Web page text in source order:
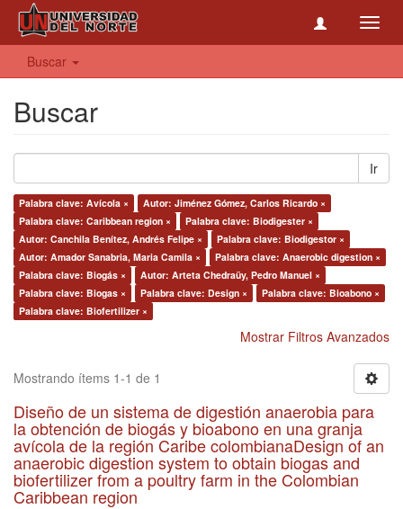
Buscar
Buscar
Ir
Palabra clave: Avícola ×
Autor: Jiménez Gómez, Carlos Ricardo ×
Palabra clave: Caribbean region ×
Palabra clave: Biodigester ×
Autor: Canchila Benítez, Andrés Felipe ×
Palabra clave: Biodigestor ×
Autor: Amador Sanabria, Maria Camila ×
Palabra clave: Anaerobic digestion ×
Palabra clave: Biogás ×
Autor: Arteta Chedraüy, Pedro Manuel ×
Palabra clave: Biogas ×
Palabra clave: Design ×
Palabra clave: Bioabono ×
Palabra clave: Biofertilizer ×
Mostrar Filtros Avanzados
Mostrando ítems 1-1 de 1
Diseño de un sistema de digestión anaerobia para
la obtención de biogás y bioabono en una granja
avícola de la región Caribe colombianaDesign of an
anaerobic digestion system to obtain biogas and
biofertilizer from a poultry farm in the Colombian
Caribbean region